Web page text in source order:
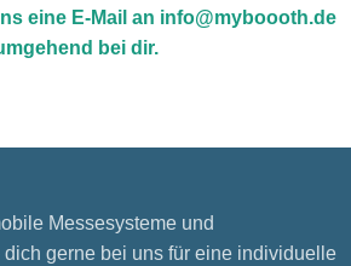
eine E-Mail an info@myboooth.de
bei dir.
Messesysteme und
gerne bei uns für eine individuelle